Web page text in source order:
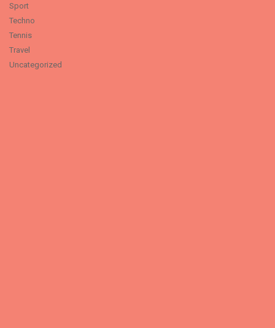
Sport
Techno
Tennis
Travel
Uncategorized